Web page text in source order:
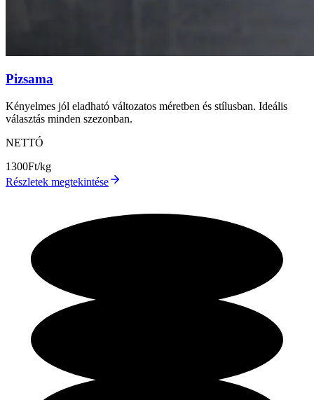
Pizsama
Kényelmes jól eladható változatos méretben és stílusban. Ideális
választás minden szezonban.
NETTÓ
1300Ft/kg
Részletek megtekintése